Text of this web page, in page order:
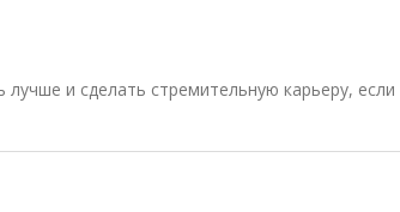
и сделать стремительную карьеру, если